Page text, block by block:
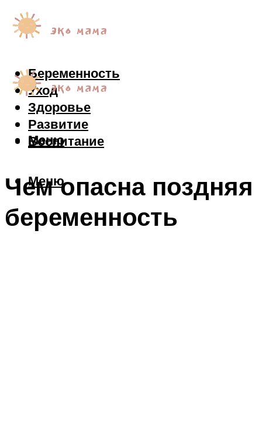
Беременность
Уход
Здоровье
Развитие
Воспитание
Меню
Меню
Чем опасна поздняя
беременность